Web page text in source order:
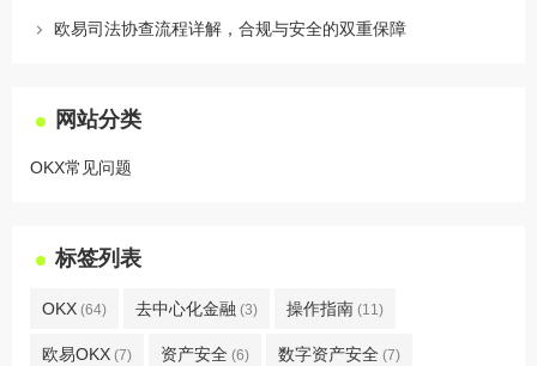
欧易司法协查流程详解，合规与安全的双重保障
网站分类
OKX常见问题
标签列表
OKX (64) 去中心化金融 (3) 操作指南 (11)
欧易OKX (7) 资产安全 (6) 数字资产安全 (7)